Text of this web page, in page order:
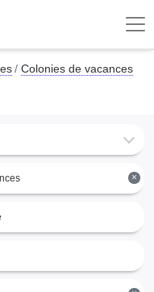
Colonies de vacances
×